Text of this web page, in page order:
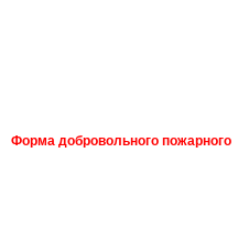
Форма добровольного пожарного